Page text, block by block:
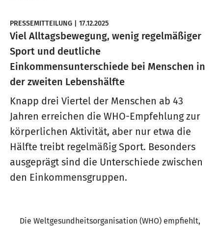
PRESSEMITTEILUNG 17.12.2025
Viel Alltagsbewegung, wenig regelmäßiger
Sport und deutliche
Einkommensunterschiede bei Menschen in
der zweiten Lebenshälfte
Knapp drei Viertel der Menschen ab 43
Jahren erreichen die WHO-Empfehlung zur
körperlichen Aktivität, aber nur etwa die
Hälfte treibt regelmäßig Sport. Besonders
ausgeprägt sind die Unterschiede zwischen
den Einkommensgruppen.
Die Weltgesundheitsorganisation (WHO) empfiehlt,